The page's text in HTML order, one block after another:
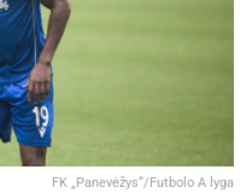
FK „Panevėžys“/Futbolo A lyga